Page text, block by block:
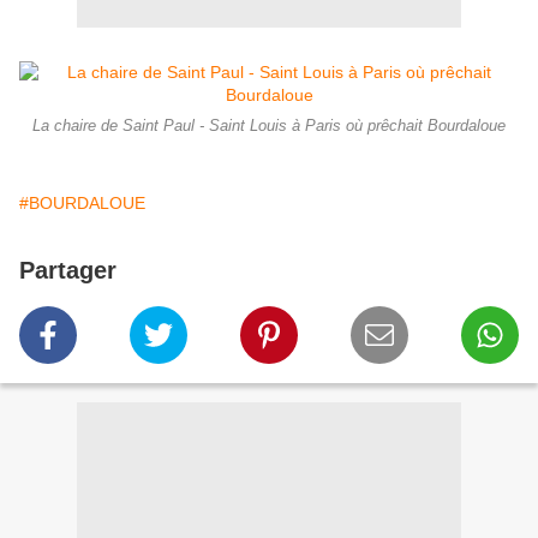
La chaire de Saint Paul - Saint Louis à Paris où prêchait Bourdaloue
#BOURDALOUE
Partager